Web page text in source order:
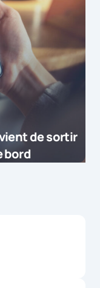
de sortir
bord